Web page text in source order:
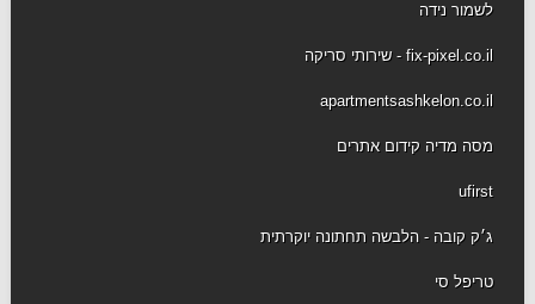
לשמור נידה
fix-pixel.co.il - שירותי סריקה
apartmentsashkelon.co.il
מסה מדיה קידום אתרים
ufirst
ג׳ק קובה - הלבשה תחתונה יוקרתית
טריפל סי